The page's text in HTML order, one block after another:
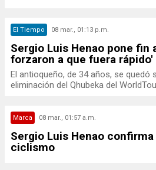
El Tiempo 08 mar., 01:13 p.m.
Sergio Luis Henao pone fin
forzaron a que fuera rápido'
El antioqueño, de 34 años, se quedó
eliminación del Qhubeka del
Marca 08 mar., 01:57 a.m.
Sergio Luis Henao
ciclismo